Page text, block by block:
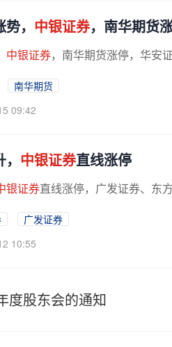
， 中银证券，南华期货
中银证券，南华期货涨停，华安
南华期货
09:42
中银证券直线涨停
银证券直线涨停，广发证券、东
广发证券
10:55
度股东会的通知